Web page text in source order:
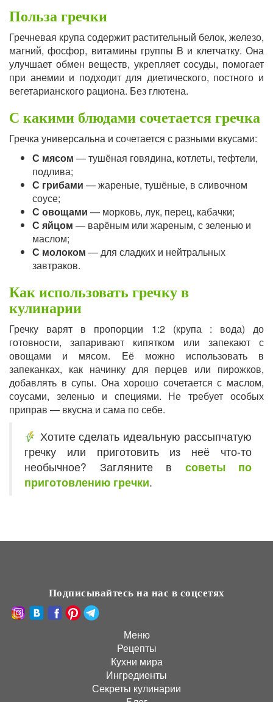
Польза гречки
Гречневая крупа содержит растительный белок, железо,
магний, фосфор, витамины группы B и клетчатку. Она
улучшает обмен веществ, укрепляет сосуды, помогает
при анемии и подходит для диетического, постного и
вегетарианского рациона. Без глютена.
С какими блюдами сочетается гречка
Гречка универсальна и сочетается с разными вкусами:
С мясом — тушёная говядина, котлеты, тефтели,
подлива;
С грибами — жареные, тушёные, в сливочном
соусе;
С овощами — морковь, лук, перец, кабачки;
С яйцом — варёным или жареным, с зеленью и
маслом;
С молоком — для сладких и нейтральных
завтраков.
Как использовать гречку в
кулинарии
Гречку варят в пропорции 1:2 (крупа : вода) до
готовности, запаривают кипятком или запекают с
овощами и мясом. Её можно использовать в
запеканках, как начинку для перцев или пирожков,
добавлять в супы. Она хорошо сочетается с маслом,
соусами, зеленью и специями. Не требует особых
приправ — вкусна и сама по себе.
Хотите сделать идеальную рассыпчатую
гречку или приготовить из неё что-то
необычное? Загляните в советы по
приготовлению гречки.
Подписывайтесь на нас в соцсетях
Меню
Рецепты
Кухни мира
Ингредиенты
Секреты кулинарии